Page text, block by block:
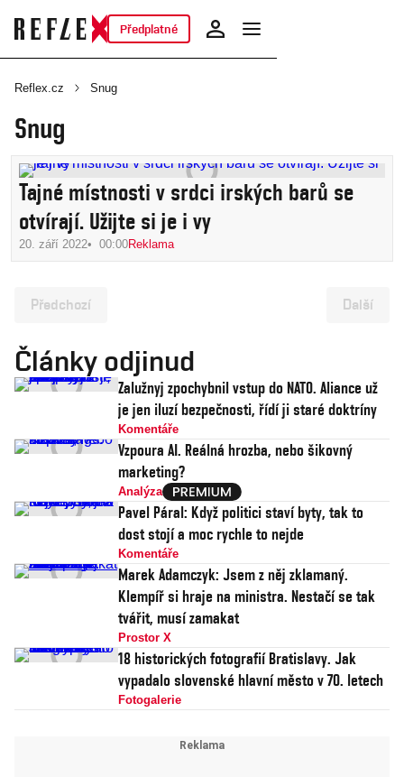
Předplatné
Reflex.cz Snug
Snug
Tajné místnosti v srdci irských barů se
otvírají. Užijte si je i vy
20. září 2022 00:00Reklama
Předchozí Další
Články odjinud
Zalužnyj zpochybnil vstup do NATO. Aliance už
je jen iluzí bezpečnosti, řídí ji staré doktríny
Komentáře
Vzpoura AI. Reálná hrozba, nebo šikovný
marketing?
Analýza
Pavel Páral: Když politici staví byty, tak to
dost stojí a moc rychle to nejde
Komentáře
Marek Adamczyk: Jsem z něj zklamaný.
Klempíř si hraje na ministra. Nestačí se tak
tvářit, musí zamakat
Prostor X
18 historických fotografií Bratislavy. Jak
vypadalo slovenské hlavní město v 70. letech
Fotogalerie